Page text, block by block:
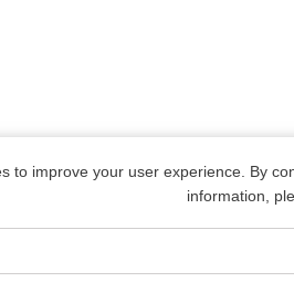
to improve your user experience. By
information,